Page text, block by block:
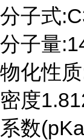
分子式
分子量
物化性
密度
系数